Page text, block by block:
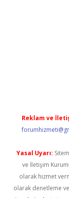
Reklam ve
Yasal Uyarı:
ve İletişim
olarak hizmet
olarak denetleme